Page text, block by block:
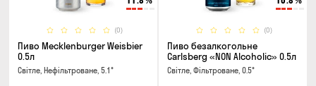
(0)
Пиво Mecklenburger Weisbier
0.5л
Світле, Нефільтроване, 5.1°
(0)
Пиво безалкогольне
Carlsberg «NON Alcoholic» 0.5л
Світле, Фільтроване, 0.5°